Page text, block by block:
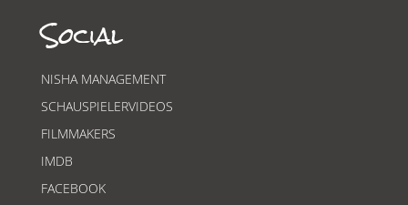
Social
NISHA MANAGEMENT
SCHAUSPIELERVIDEOS
FILMMAKERS
IMDB
FACEBOOK